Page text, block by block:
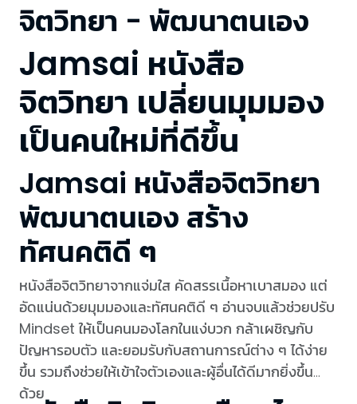
จิตวิทยา - พัฒนาตนเอง
Jamsai หนังสือ
จิตวิทยา เปลี่ยนมุมมอง
เป็นคนใหม่ที่ดีขึ้น
Jamsai หนังสือจิตวิทยา
พัฒนาตนเอง สร้าง
ทัศนคติดี ๆ
หนังสือจิตวิทยาจากแจ่มใส คัดสรรเนื้อหาเบาสมอง แต่
อัดแน่นด้วยมุมมองและทัศนคติดี ๆ อ่านจบแล้วช่วยปรับ
Mindset ให้เป็นคนมองโลกในแง่บวก กล้าเผชิญกับ
ปัญหารอบตัว และยอมรับกับสถานการณ์ต่าง ๆ ได้ง่าย
ขึ้น รวมถึงช่วยให้เข้าใจตัวเองและผู้อื่นได้ดีมากยิ่งขึ้น
ด้วย